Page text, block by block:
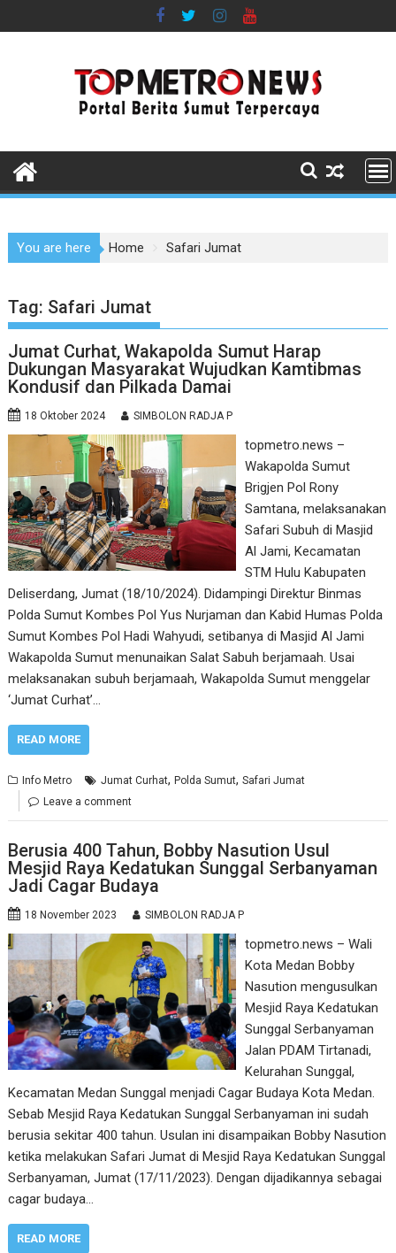
to
You are here Home Safari Jumat
Tag: Safari Jumat
Jumat Curhat, Wakapolda Sumut Harap
Dukungan Masyarakat Wujudkan Kamtibmas
Kondusif dan Pilkada Damai
18 Oktober 2024 SIMBOLON RADJA P
topmetro.news –
Wakapolda Sumut
Brigjen Pol Rony
Samtana, melaksanakan
Safari Subuh di Masjid
Al Jami, Kecamatan
STM Hulu Kabupaten
Deliserdang, Jumat (18/10/2024). Didampingi Direktur Binmas
Polda Sumut Kombes Pol Yus Nurjaman dan Kabid Humas Polda
Sumut Kombes Pol Hadi Wahyudi, setibanya di Masjid Al Jami
Wakapolda Sumut menunaikan Salat Sabuh berjamaah. Usai
melaksanakan subuh berjamaah, Wakapolda Sumut menggelar
‘Jumat Curhat’…
READ MORE
Info Metro Jumat Curhat,Polda Sumut,Safari Jumat
Leave a comment
Berusia 400 Tahun, Bobby Nasution Usul
Mesjid Raya Kedatukan Sunggal Serbanyaman
Jadi Cagar Budaya
18 November 2023 SIMBOLON RADJA P
topmetro.news – Wali
Kota Medan Bobby
Nasution mengusulkan
Mesjid Raya Kedatukan
Sunggal Serbanyaman
Jalan PDAM Tirtanadi,
Kelurahan Sunggal,
Kecamatan Medan Sunggal menjadi Cagar Budaya Kota Medan.
Sebab Mesjid Raya Kedatukan Sunggal Serbanyaman ini sudah
berusia sekitar 400 tahun. Usulan ini disampaikan Bobby Nasution
ketika melakukan Safari Jumat di Mesjid Raya Kedatukan Sunggal
Serbanyaman, Jumat (17/11/2023). Dengan dijadikannya sebagai
cagar budaya…
READ MORE